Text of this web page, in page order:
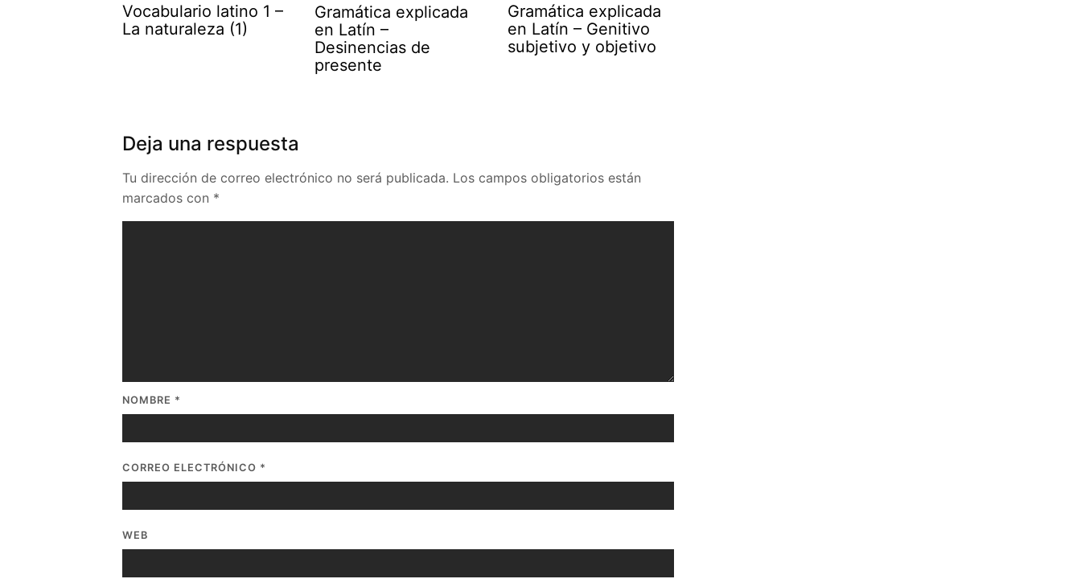
Vocabulario latino 1 –
La naturaleza (1)
Gramática explicada
en Latín –
Desinencias de
presente
Gramática explicada
en Latín – Genitivo
subjetivo y objetivo
Deja una respuesta
Tu dirección de correo electrónico no será publicada. Los campos obligatorios están
marcados con *
NOMBRE *
CORREO ELECTRÓNICO *
WEB